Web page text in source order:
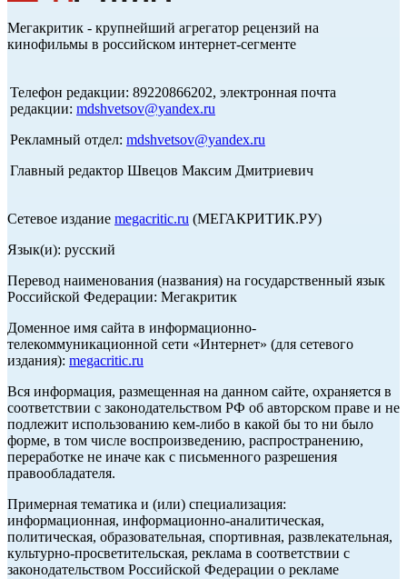
Мегакритик - крупнейший агрегатор рецензий на
кинофильмы в российском интернет-сегменте
Телефон редакции: 89220866202, электронная почта
редакции: mdshvetsov@yandex.ru
Рекламный отдел: mdshvetsov@yandex.ru
Главный редактор Швецов Максим Дмитриевич
Сетевое издание megacritic.ru (МЕГАКРИТИК.РУ)
Язык(и): русский
Перевод наименования (названия) на государственный язык
Российской Федерации: Мегакритик
Доменное имя сайта в информационно-
телекоммуникационной сети «Интернет» (для сетевого
издания): megacritic.ru
Вся информация, размещенная на данном сайте, охраняется в
соответствии с законодательством РФ об авторском праве и не
подлежит использованию кем-либо в какой бы то ни было
форме, в том числе воспроизведению, распространению,
переработке не иначе как с письменного разрешения
правообладателя.
Примерная тематика и (или) специализация:
информационная, информационно-аналитическая,
политическая, образовательная, спортивная, развлекательная,
культурно-просветительская, реклама в соответствии с
законодательством Российской Федерации о рекламе